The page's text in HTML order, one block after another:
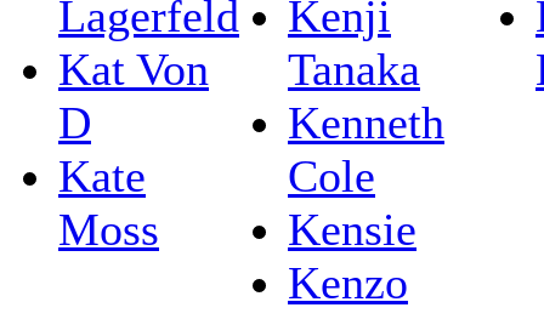
Lagerfeld
Kat Von
D
Kate
Moss
Kenji
Tanaka
Kenneth
Cole
Kensie
Kenzo